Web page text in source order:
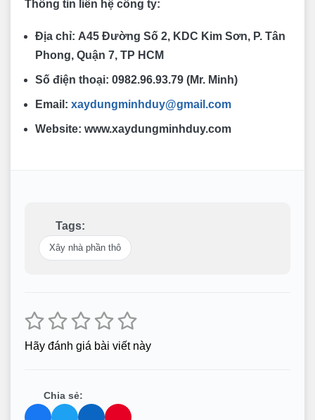
Thông tin liên hệ công ty:
Địa chỉ: A45 Đường Số 2, KDC Kim Sơn, P. Tân
Phong, Quận 7, TP HCM
Số điện thoại: 0982.96.93.79 (Mr. Minh)
Email: xaydungminhduy@gmail.com
Website: www.xaydungminhduy.com
Tags:
Xây nhà phần thô
Hãy đánh giá bài viết này
Chia sẻ: